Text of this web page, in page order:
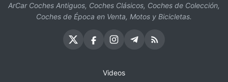
ArCar Coches Antiguos, Coches Clásicos, Coches de Colección,
Coches de Época en Venta, Motos y Bicicletas.
Videos